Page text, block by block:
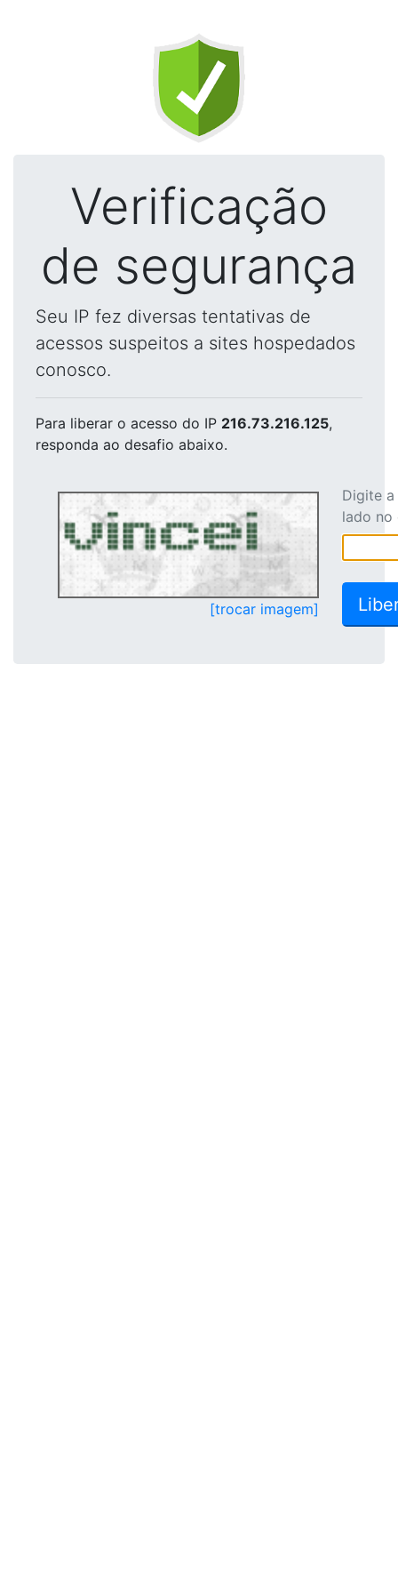
Verificação
de segurança
Seu IP fez diversas tentativas de
acessos suspeitos a sites hospedados
conosco.
Para liberar o acesso do IP 216.73.216.125,
responda ao desafio abaixo.
[trocar imagem]
Digite
lado no